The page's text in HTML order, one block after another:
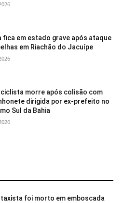
fica em estado grave após ataque
em Riachão do Jacuípe
morre após colisão com
dirigida por ex-prefeito no
Sul da Bahia
foi morto em emboscada